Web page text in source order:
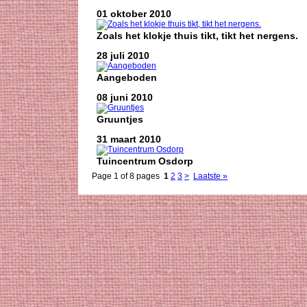
01 oktober 2010
Zoals het klokje thuis tikt, tikt het nergens.
28 juli 2010
Aangeboden
08 juni 2010
Gruuntjes
31 maart 2010
Tuincentrum Osdorp
Page 1 of 8 pages 1 2 3 > Laatste »